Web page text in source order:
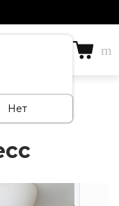
Нет